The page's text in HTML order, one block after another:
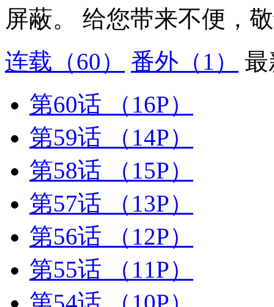
屏蔽。 给您带来不便，
连载 （60） 番外 （1）
最
第60话
（16P）
第59话
（14P）
第58话
（15P）
第57话
（13P）
第56话
（12P）
第55话
（11P）